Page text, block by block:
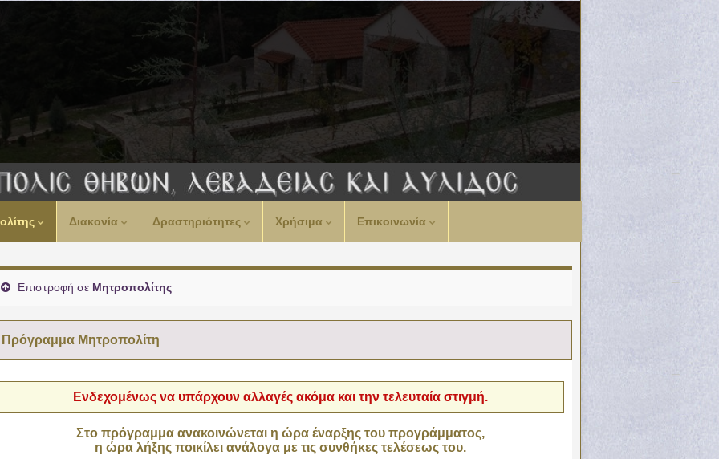
Διακονία Δραστηριότητες Χρήσιμα Επικοινωνία
Επιστροφή σε Μητροπολίτης
Πρόγραμμα Μητροπολίτη
Ενδεχομένως να υπάρχουν αλλαγές ακόμα και την τελευταία στιγμή.
Στο πρόγραμμα ανακοινώνεται η ώρα έναρξης του προγράμματος,
η ώρα λήξης ποικίλει ανάλογα με τις συνθήκες τελέσεως του.
00:00
02:00